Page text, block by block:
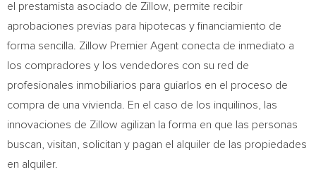
el prestamista asociado de Zillow, permite recibir
aprobaciones previas para hipotecas y financiamiento de
forma sencilla. Zillow Premier Agent conecta de inmediato a
los compradores y los vendedores con su red de
profesionales inmobiliarios para guiarlos en el proceso de
compra de una vivienda. En el caso de los inquilinos, las
innovaciones de Zillow agilizan la forma en que las personas
buscan, visitan, solicitan y pagan el alquiler de las propiedades
en alquiler.